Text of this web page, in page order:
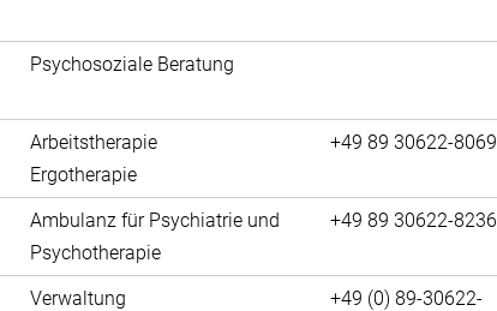
Psychosoziale Beratung
Arbeitstherapie
Ergotherapie
+49 89 30622-8069
Ambulanz für Psychiatrie und
Psychotherapie
+49 89 30622-8236
Verwaltung
+49 (0) 89-30622-